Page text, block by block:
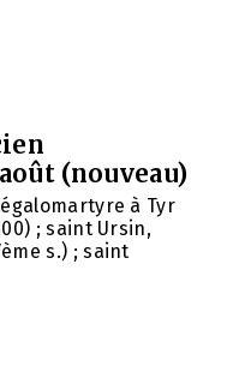
(nouveau)
à Tyr
; saint Ursin,
s.) ; saint